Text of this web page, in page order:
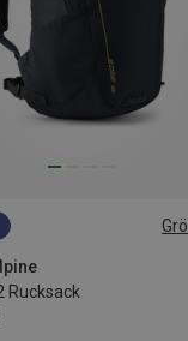
Rucksack